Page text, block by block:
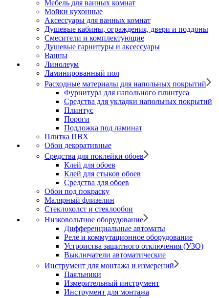
Мебель для ванных комнат
Мойки кухонные
Аксессуары для ванных комнат
Душевые кабины, ограждения, двери и поддоны
Смесители и комплектующие
Душевые гарнитуры и аксессуары
Ванны
Линолеум
Ламинированный пол
Расходные материалы для напольных покрытий
Фурнитура для напольного плинтуса
Средства для укладки напольных покрытий
Плинтус
Пороги
Подложка под ламинат
Плитка ПВХ
Обои декоративные
Средства для поклейки обоев
Клей для обоев
Клей для стыков обоев
Средства для обоев
Обои под покраску
Малярный флизелин
Стеклохолст и стеклообои
Низковольтное оборудование
Дифференциальные автоматы
Реле и коммутационное оборудование
Устроиства защитного отключения (УЗО)
Выключатели автоматические
Инструмент для монтажа и измерений
Паяльники
Измерительный инструмент
Инструмент для монтажа